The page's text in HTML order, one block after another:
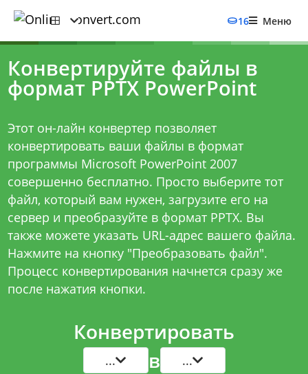
16 Меню
Конвертируйте файлы в
формат PPTX PowerPoint
Этот он-лайн конвертер позволяет
конвертировать ваши файлы в формат
программы Microsoft PowerPoint 2007
совершенно бесплатно. Просто выберите тот
файл, который вам нужен, загрузите его на
сервер и преобразуйте в формат PPTX. Вы
также можете указать URL-адрес вашего файла.
Нажмите на кнопку "Преобразовать файл".
Процесс конвертирования начнется сразу же
после нажатия кнопки.
Конвертировать
... в ...